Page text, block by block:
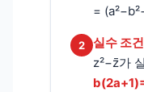
=
2
실수 조
z²−z̄가